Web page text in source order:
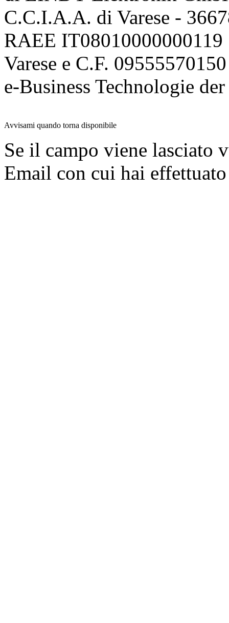
C.C.I.A.A. di Varese -
RAEE
Varese e C.F. 09555570150
e-Business Technologie
Avvisami quando torna disponibile
Se il campo viene lasciato
Email con cui hai